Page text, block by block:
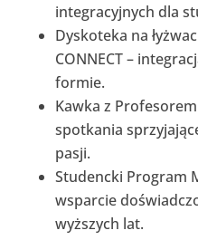
integracyjnych dla
Dyskoteka na
CONNECT –
formie.
Kawka z
spotkania
pasji.
Studencki Program
wsparcie
wyższych lat.